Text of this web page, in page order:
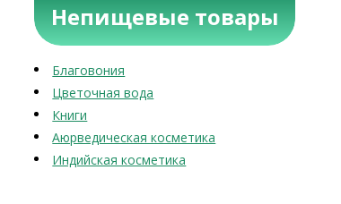
Непищевые товары
Благовония
Цветочная вода
Книги
Аюрведическая косметика
Индийская косметика